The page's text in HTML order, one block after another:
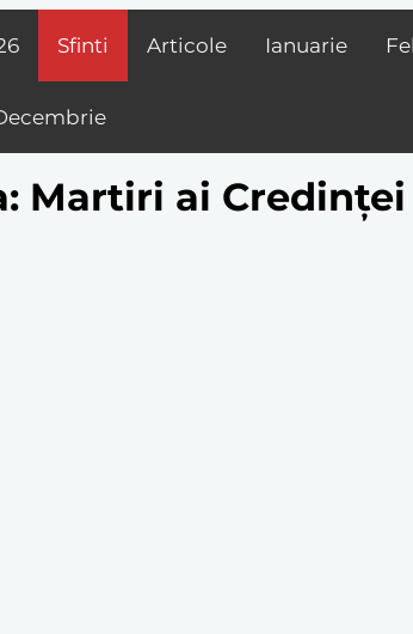
Sfinti Articole Ianuarie
Martiri ai